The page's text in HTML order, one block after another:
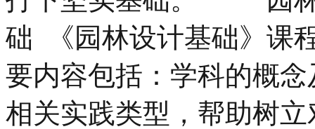
础 《园林设计基础》课
要内容包括：学科的概
相关实践类型，帮助树